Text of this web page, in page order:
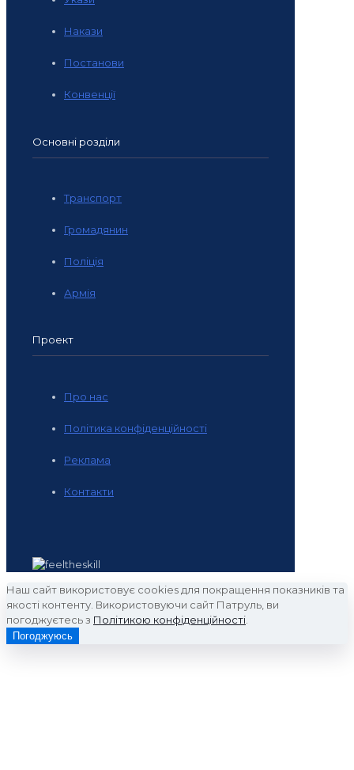
Накази
Постанови
Конвенції
Основні розділи
Транспорт
Громадянин
Поліція
Армія
Проект
Про нас
Політика конфіденційності
Реклама
Контакти
Наш сайт використовує cookies для покращення показників та
якості контенту. Використовуючи сайт Патруль, ви
погоджуєтесь з Політикою конфіденційності
Погоджуюсь